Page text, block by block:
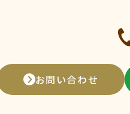
お問い合わせ